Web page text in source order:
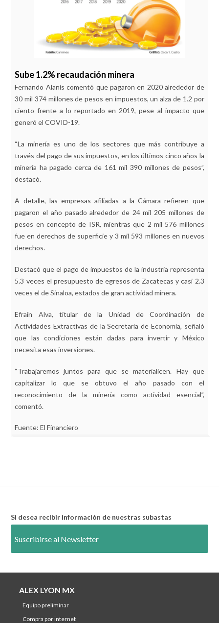
Sube 1.2% recaudación minera
Fernando Alanís comentó que pagaron en 2020 alrededor de
30 mil 374 millones de pesos en impuestos, un alza de 1.2 por
ciento frente a lo reportado en 2019, pese al impacto que
generó el COVID-19.
“La minería es uno de los sectores que más contribuye a
través del pago de sus impuestos, en los últimos cinco años la
minería ha pagado cerca de 161 mil 390 millones de pesos”,
destacó.
A detalle, las empresas afiliadas a la Cámara refieren que
pagaron el año pasado alrededor de 24 mil 205 millones de
pesos en concepto de ISR, mientras que 2 mil 576 millones
fue en derechos de superficie y 3 mil 593 millones en nuevos
derechos.
Destacó que el pago de impuestos de la industria representa
5.3 veces el presupuesto de egresos de Zacatecas y casi 2.3
veces el de Sinaloa, estados de gran actividad minera.
Efraín Alva, titular de la Unidad de Coordinación de
Actividades Extractivas de la Secretaría de Economía, señaló
que las condiciones están dadas para invertir y México
necesita esas inversiones.
“Trabajaremos juntos para que se materialicen. Hay que
capitalizar lo que se obtuvo el año pasado con el
reconocimiento de la minería como actividad esencial”,
comentó.
Fuente: El Financiero
Si desea recibir información de nuestras subastas
Suscribirse al Newsletter
ALEX LYON MX
equipo preliminar
compra por internet